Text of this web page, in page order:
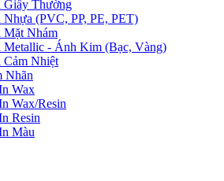
Giấy Thường
Nhựa (PVC, PP, PE, PET)
Mặt Nhám
Metallic - Ánh Kim (Bạc, Vàng)
Cảm Nhiệt
Nhãn
Wax
Wax/Resin
Resin
Màu